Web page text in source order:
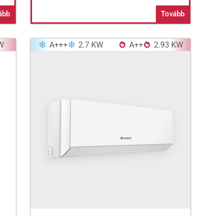
Tovább
A+++ 2.7 KW A++ 2.93 KW